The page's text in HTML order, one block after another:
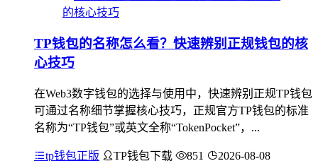
TP钱包的名称怎么看？快速辨别正规钱包的核
心技巧
在Web3数字钱包的选择与使用中，快速辨别正规TP钱包
可通过名称细节掌握核心技巧，正规官方TP钱包的标准
名称为“TP钱包”或英文全称“TokenPocket”，...
tp钱包正版 TP钱包下载 851 2026-08-08